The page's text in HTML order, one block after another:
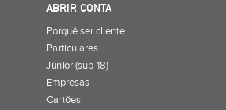
ABRIR CONTA
Porquê ser cliente
Particulares
Júnior (sub-18)
Empresas
Cartões